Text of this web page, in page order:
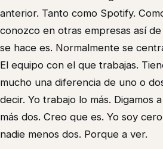
anterior. Tanto como Spotify.
conozco en otras empresas así
se hace es. Normalmente se
El equipo con el que trabajas.
mucho una diferencia de uno o
decir. Yo trabajo lo más. Digamos
más dos. Creo que es. Yo soy
nadie menos dos. Porque a ver.